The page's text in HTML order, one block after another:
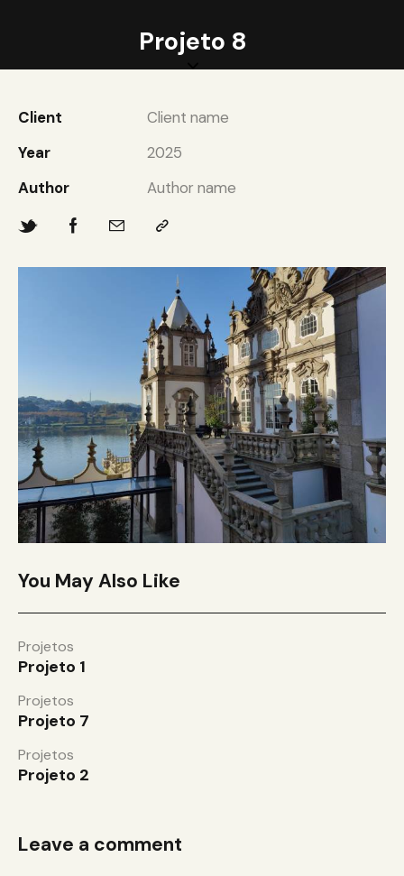
Projeto 8
Client
Client name
Year
2025
Author
Author name
You May Also Like
Projetos
Projeto 1
Projetos
Projeto 7
Projetos
Projeto 2
Leave a comment